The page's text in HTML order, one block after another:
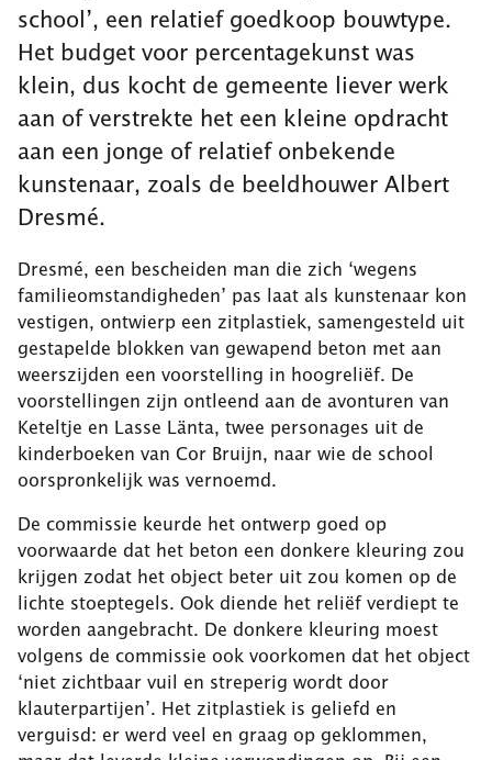
school’, een relatief goedkoop bouwtype.
Het budget voor percentagekunst was
klein, dus kocht de gemeente liever werk
aan of verstrekte het een kleine opdracht
aan een jonge of relatief onbekende
kunstenaar, zoals de beeldhouwer Albert
Dresmé.
Dresmé, een bescheiden man die zich ‘wegens
familieomstandigheden’ pas laat als kunstenaar kon
vestigen, ontwierp een zitplastiek, samengesteld uit
gestapelde blokken van gewapend beton met aan
weerszijden een voorstelling in hoogreliëf. De
voorstellingen zijn ontleend aan de avonturen van
Keteltje en Lasse Länta, twee personages uit de
kinderboeken van Cor Bruijn, naar wie de school
oorspronkelijk was vernoemd.
De commissie keurde het ontwerp goed op
voorwaarde dat het beton een donkere kleuring zou
krijgen zodat het object beter uit zou komen op de
lichte stoeptegels. Ook diende het reliëf verdiept te
worden aangebracht. De donkere kleuring moest
volgens de commissie ook voorkomen dat het object
‘niet zichtbaar vuil en streperig wordt door
klauterpartijen’. Het zitplastiek is geliefd en
verguisd: er werd veel en graag op geklommen,